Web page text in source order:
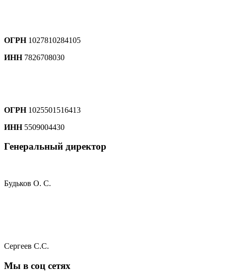
ОГРН1027810284105
ИНН7826708030
ОГРН1025501516413
ИНН5509004430
Генеральный директор
Будьков О. С.
Сергеев С.С.
Мы в соц сетях